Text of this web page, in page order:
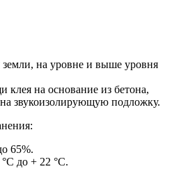
на уровне и выше уровня
клея на основание из бетона,
звукоизолирующую подложку.
65%.
°С до + 22 °С.